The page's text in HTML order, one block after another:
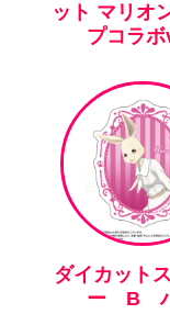
ット マリオ
プコラ
ダイカット
ー B